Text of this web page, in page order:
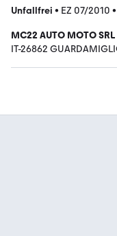
Unfallfrei • EZ 07/2010 •
MC22 AUTO MOTO SRL
IT-26862